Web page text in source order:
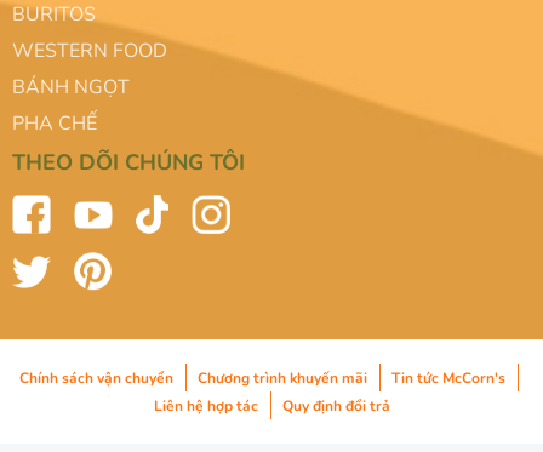
BURITOS
WESTERN FOOD
BÁNH NGỌT
PHA CHẾ
THEO DÕI CHÚNG TÔI
Chính sách vận chuyển Chương trình khuyến mãi
Tin tức McCorn's
Liên hệ hợp tác
Quy định đổi trả